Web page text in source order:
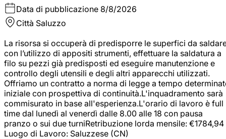
Data di pubblicazione 8/8/2026
Città Saluzzo
La risorsa si occuperà di predisporre le superfici da
con l’utilizzo di appositi strumenti, effettuare la saldatura a
filo su pezzi già predisposti ed eseguire manutenzione e
controllo degli utensili e degli altri apparecchi utilizzati.
Offriamo un contratto a norma di legge a tempo
iniziale con prospettiva di continuità.L'inquadramento sarà
commisurato in base all'esperienza.L'orario di lavoro è full
time dal lunedì al venerdì dalle 8.00 alle 18 con pausa
pranzo o sui due turniRetribuzione lorda mensile: €1784,94
Luogo di Lavoro: Saluzzese (CN)